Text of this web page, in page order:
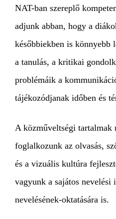
NAT-ban szereplő
adjunk abban, hogy a
későbbiekben is könnyebb
a tanulás, a kritikai
problémáik a
tájékozódjanak időben és
A közműveltségi tartalmak
foglalkozunk az olvasás,
és a vizuális kultúra
vagyunk a sajátos nevelési
nevelésének-oktatására is.